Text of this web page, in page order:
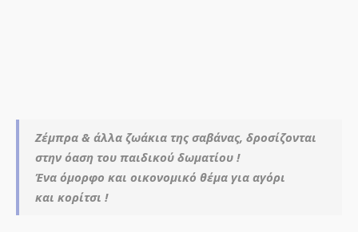
Ζέμπρα & άλλα ζωάκια της σαβάνας, δροσίζονται
στην όαση του παιδικού δωματίου !
Ένα όμορφο και οικονομικό θέμα για αγόρι
και κορίτσι !